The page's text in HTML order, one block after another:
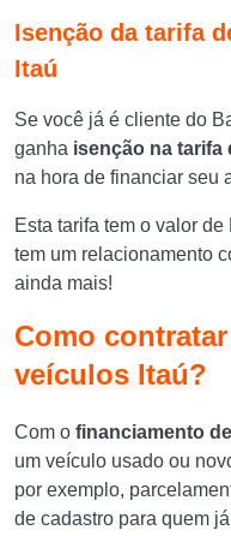
Isenção da tarifa
Itaú
Se você já é cliente do
ganha isenção na tarifa
na hora de financiar seu
Esta tarifa tem o valor
tem um relacionamento
ainda mais!
Como
veículos Itaú?
Com o financiamento
um veículo usado ou
por exemplo,
de cadastro para quem